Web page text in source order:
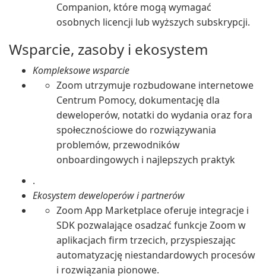
Companion, które mogą wymagać
osobnych licencji lub wyższych subskrypcji.
Wsparcie, zasoby i ekosystem
Kompleksowe wsparcie
Zoom utrzymuje rozbudowane internetowe
Centrum Pomocy, dokumentację dla
deweloperów, notatki do wydania oraz fora
społecznościowe do rozwiązywania
problemów, przewodników
onboardingowych i najlepszych praktyk
.
Ekosystem deweloperów i partnerów
Zoom App Marketplace oferuje integracje i
SDK pozwalające osadzać funkcje Zoom w
aplikacjach firm trzecich, przyspieszając
automatyzację niestandardowych procesów
i rozwiązania pionowe.